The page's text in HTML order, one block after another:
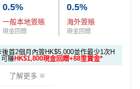
格簽賬無上限
0.56%簽賬回贈
或以上：指定商戶 5%現金回贈
1.2%簽賬回贈
現金
0.5%
一般本地簽賬
現金回贈
0.5%
海外簽賬
現金回贈
後首2個月內簽HK$5,000並作最少1次H
賺HK$1,800現金回贈+88里賞金*
了解更多